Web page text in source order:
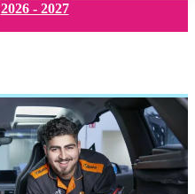
2026 - 2027